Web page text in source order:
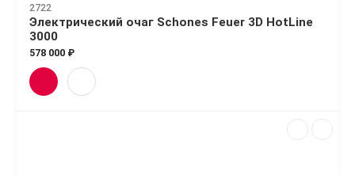
2722
Электрический очаг Schones Feuer 3D HotLine
3000
578 000 ₽